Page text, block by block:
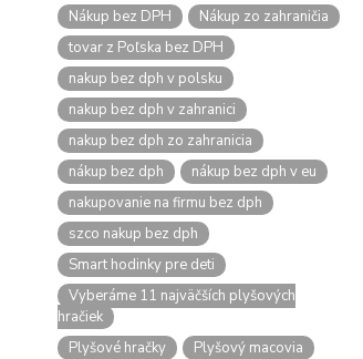
Nákup bez DPH
Nákup zo zahraničia
tovar z Poľska bez DPH
nakup bez dph v polsku
nakup bez dph v zahranici
nakup bez dph zo zahranicia
nákup bez dph
nákup bez dph v eu
nakupovanie na firmu bez dph
szco nakup bez dph
Smart hodinky pre deti
Vyberáme 11 najväčších plyšových
hračiek
Plyšové hračky
Plyšový macovia